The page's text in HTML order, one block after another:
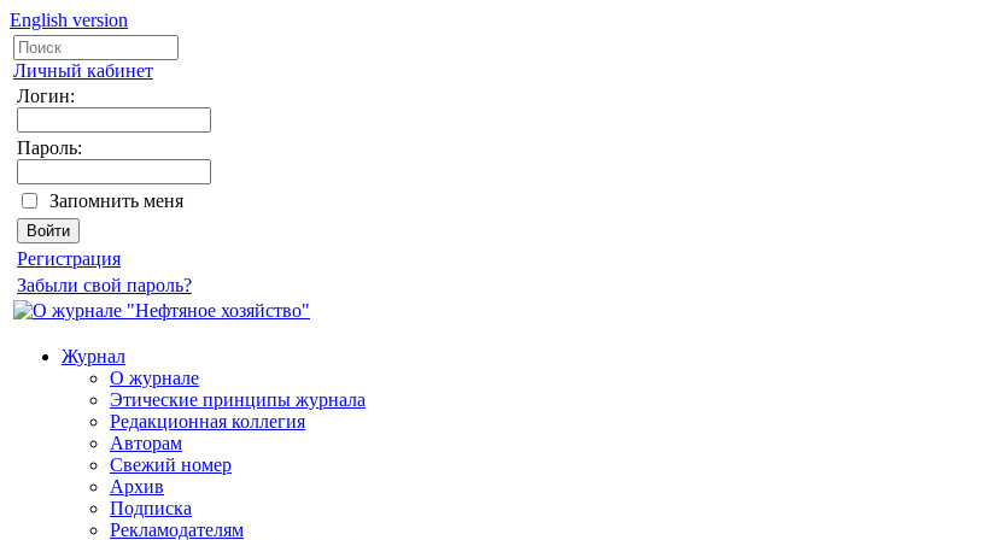
English version
Личный кабинет
Логин:
Пароль:
Запомнить меня
Регистрация
Забыли свой пароль?
Журнал
О журнале
Этические принципы журнала
Редакционная коллегия
Авторам
Свежий номер
Архив
Подписка
Рекламодателям